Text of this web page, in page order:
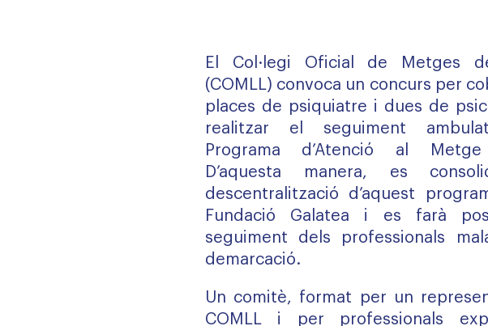
El Col·legi Oficial de Metges
(COMLL) convoca un concurs per
places de psiquiatre i dues de
realitzar el seguiment
Programa d’Atenció al
D’aquesta manera, es
descentralització d’aquest
Fundació Galatea i es farà
seguiment dels professionals
demarcació.
Un comitè, format per un
COMLL i per professionals